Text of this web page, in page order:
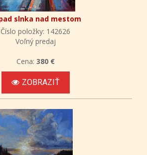
slnka nad mestom
Číslo položky: 142626
Voľný predaj
Cena: 380 €
ZOBRAZIŤ